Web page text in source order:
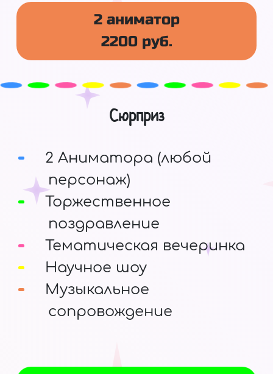
2 аниматор
2200 руб.
Сюрприз
2 Аниматора (любой
персонаж)
Торжественное
поздравление
Тематическая вечеринка
Научное шоу
Музыкальное
сопровождение